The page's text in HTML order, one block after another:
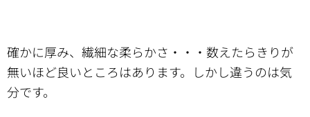
確かに厚み、繊細な柔らかさ・・・数えたらきりが
無いほど良いところはあります。しかし違うのは気
分です。